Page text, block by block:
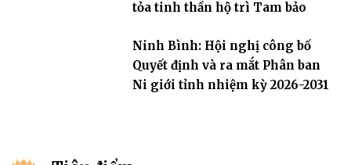
tỏa tinh thần hộ trì Tam bảo
Ninh Bình: Hội nghị công bố
Quyết định và ra mắt Phân ban
Ni giới tỉnh nhiệm kỳ 2026-2031